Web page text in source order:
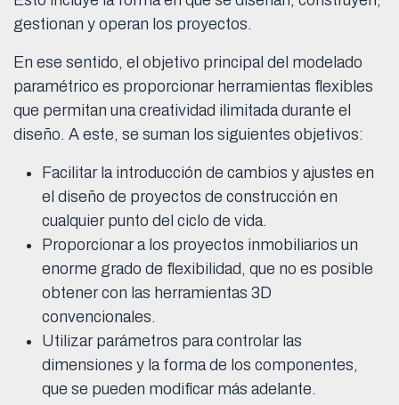
gestionan y operan los proyectos.
En ese sentido, el objetivo principal del modelado
paramétrico es proporcionar herramientas flexibles
que permitan una creatividad ilimitada durante el
diseño. A este, se suman los siguientes objetivos:
Facilitar la introducción de cambios y ajustes en
el diseño de proyectos de construcción en
cualquier punto del ciclo de vida.
Proporcionar a los proyectos inmobiliarios un
enorme grado de flexibilidad, que no es posible
obtener con las herramientas 3D
convencionales.
Utilizar parámetros para controlar las
dimensiones y la forma de los componentes,
que se pueden modificar más adelante.